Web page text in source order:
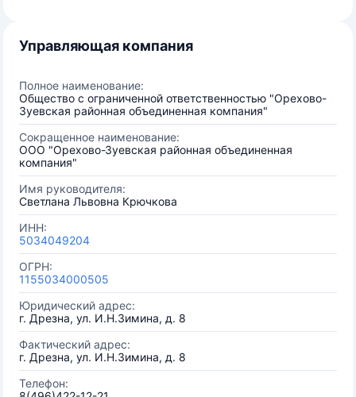
Управляющая компания
Полное наименование:
Общество с ограниченной ответственностью "Орехово-
Зуевская районная объединенная компания"
Сокращенное наименование:
ООО "Орехово-Зуевская районная объединенная
компания"
Имя руководителя:
Светлана Львовна Крючкова
ИНН:
5034049204
ОГРН:
1155034000505
Юридический адрес:
г. Дрезна, ул. И.Н.Зимина, д. 8
Фактический адрес:
г. Дрезна, ул. И.Н.Зимина, д. 8
Телефон: